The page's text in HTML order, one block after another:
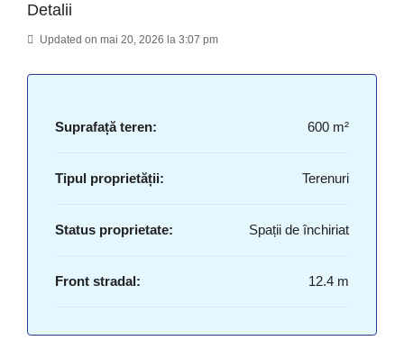
Detalii
Updated on mai 20, 2026 la 3:07 pm
Suprafață teren: 600 m²
Tipul proprietății: Terenuri
Status proprietate: Spații de închiriat
Front stradal: 12.4 m